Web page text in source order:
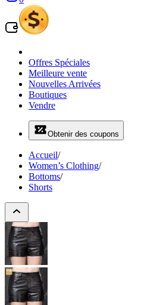
Offres Spéciales
Meilleure vente
Nouvelles Arrivées
Boutiques
Vendre
Obtenir des coupons
Accueil/
Women’s Clothing/
Bottoms/
Shorts